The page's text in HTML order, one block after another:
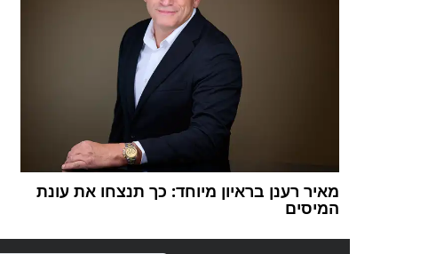
מאיר רענן בראיון מיוחד: כך תנצחו את עונת
המיסים